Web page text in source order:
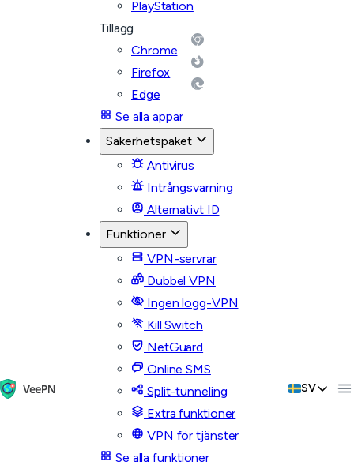
PlayStation
Tillägg
Chrome
Firefox
Edge
Se alla appar
Säkerhetspaket
Antivirus
Intrångsvarning
Alternativt ID
Funktioner
VPN-servrar
Dubbel VPN
Ingen logg-VPN
Kill Switch
NetGuard
Online SMS
Split-tunneling
Extra funktioner
VPN för tjänster
Se alla funktioner
SV